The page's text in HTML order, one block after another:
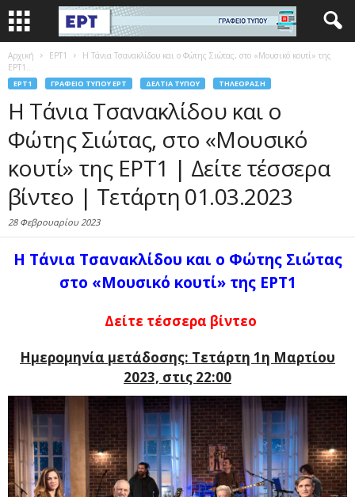
Αρχική EΡΤ1
Η Τάνια Τσανακλίδου και ο Φώτης Σιώτας, στο «Μουσικό κουτί» της
ΕΡΤ1...
EΡΤ1 ΓΡΑΦΕΊΟ ΤΎΠΟΥ ΕΡΤ ΔΕΛΤΊΑ ΤΎΠΟΥ ΤΗΛΕΌΡΑΣΗ
Η Τάνια Τσανακλίδου και ο
Φώτης Σιώτας, στο «Μουσικό
κουτί» της ΕΡΤ1 | Δείτε τέσσερα
βίντεο | Τετάρτη 01.03.2023
28 Φεβρουαρίου 2023
Η Τάνια Τσανακλίδου και ο Φώτης Σιώτας
στο «Μουσικό κουτί» της ΕΡΤ1
Δείτε τέσσερα βίντεο
Ημερομηνία μετάδοσης: Τετάρτη 1η Μαρτίου
2023, στις 22:00